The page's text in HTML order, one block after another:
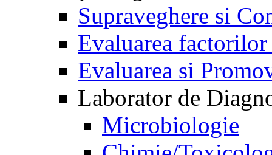
Supraveghere si
Evaluarea
Evaluarea si
Laborator de
Microbiologie